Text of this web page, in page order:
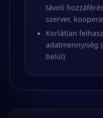
távoli
szerver,
Korlátlan
adatmennyiség
belül)